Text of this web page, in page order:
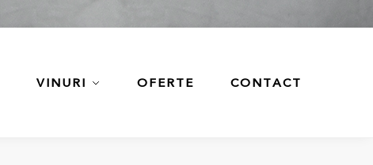
VINURI OFERTE CONTACT